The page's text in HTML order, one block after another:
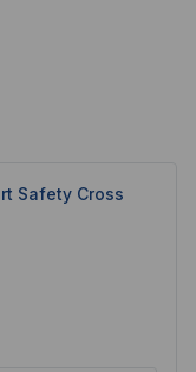
Safety Cross